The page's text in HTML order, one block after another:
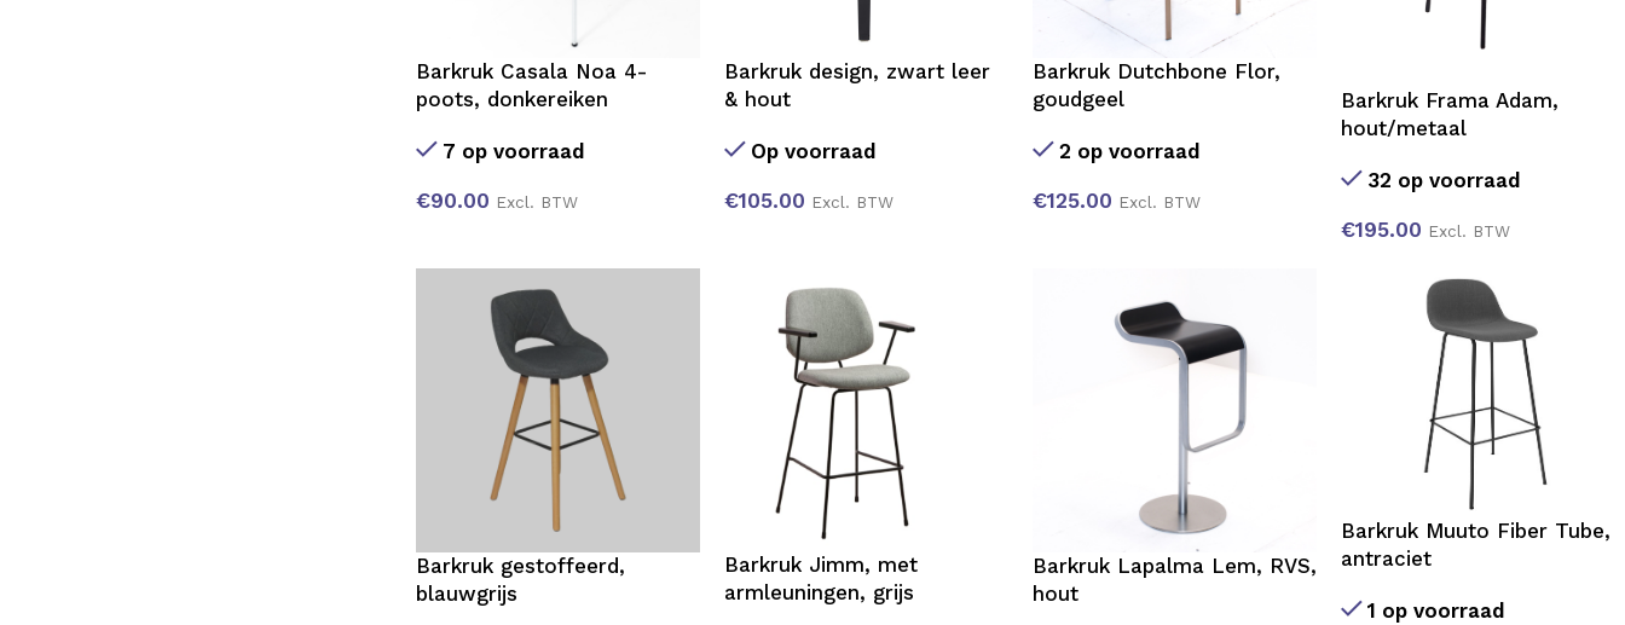
Barkruk Casala Noa 4-
poots, donkereiken
7 op voorraad
€90.00 Excl. BTW
Barkruk design, zwart leer
& hout
Op voorraad
€105.00 Excl. BTW
Barkruk Dutchbone Flor,
goudgeel
2 op voorraad
€125.00 Excl. BTW
Barkruk Frama Adam,
hout/metaal
32 op voorraad
€195.00 Excl. BTW
Barkruk gestoffeerd,
blauwgrijs
Barkruk Jimm, met
armleuningen, grijs
Barkruk Lapalma Lem, RVS,
hout
Barkruk Muuto Fiber Tube,
antraciet
1 op voorraad